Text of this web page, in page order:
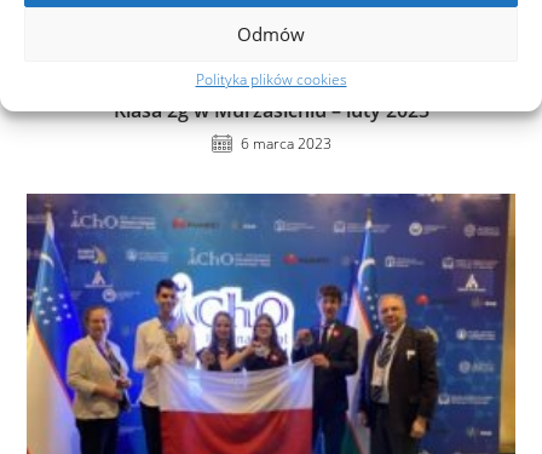
Odmów
Polityka plików cookies
Klasa 2g w Murzasichlu – luty 2023
6 marca 2023